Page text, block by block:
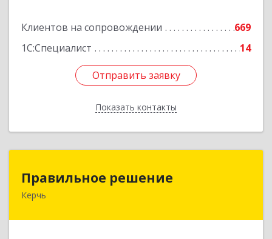
Клиентов на сопровождении
669
1С:Специалист
14
Отправить заявку
Показать контакты
Отправить заявку
Назад
Правильное решение
Керчь298330, Крым Респ, Керчь г, Адмиралтейский